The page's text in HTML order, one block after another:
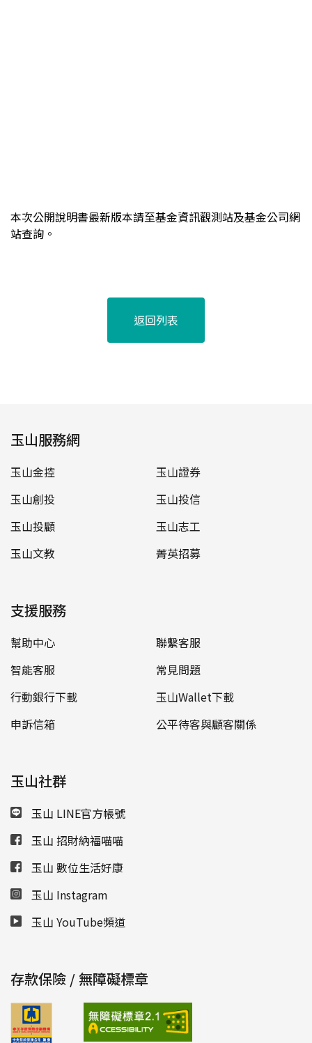
本次公開說明書最新版本請至基金資訊觀測站及基金公司網
站查詢。
返回列表
玉山服務網
玉山金控
玉山證券
玉山創投
玉山投信
玉山投顧
玉山志工
玉山文教
菁英招募
支援服務
幫助中心
聯繫客服
智能客服
常見問題
行動銀行下載
玉山Wallet下載
申訴信箱
公平待客與顧客關係
玉山社群
玉山 LINE官方帳號
玉山 招財納福喵喵
玉山 數位生活好康
玉山 Instagram
玉山 YouTube頻道
存款保險 / 無障礙標章